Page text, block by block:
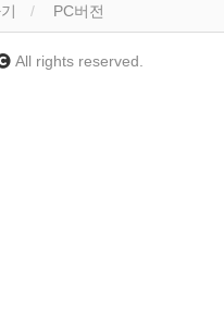
PC버전
All rights reserved.